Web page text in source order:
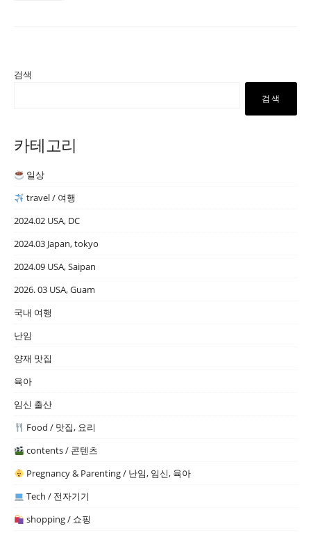
검색
검색
카테고리
일상
travel / 여행
2024.02 USA, DC
2024.03 Japan, tokyo
2024.09 USA, Saipan
2026. 03 USA, Guam
국내 여행
난임
양재 맛집
육아
임신 출산
Food / 맛집, 요리
contents / 콘텐츠
Pregnancy & Parenting / 난임, 임신, 육아
Tech / 전자기기
shopping / 쇼핑